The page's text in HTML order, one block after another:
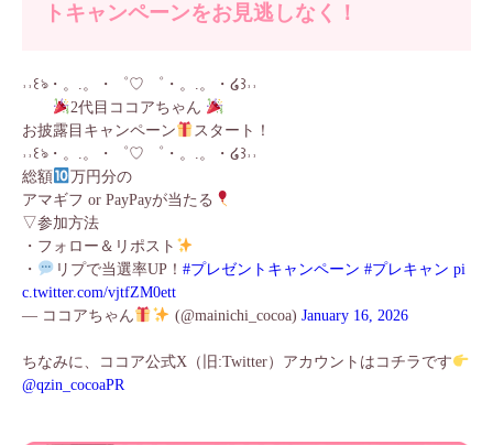
トキャンペーンをお見逃しなく！
˒˒꒰ঌ・。.。・゜♡ ゜・。.。・໒꒱˒˒
2代目ココアちゃん
お披露目キャンペーン
スタート！
˒˒꒰ঌ・。.。・゜♡ ゜・。.。・໒꒱˒˒
総額
万円分の
アマギフ or PayPayが当たる
▽参加方法
・フォロー＆リポスト
・
リプで当選率UP！#プレゼントキャンペーン #プレキャン pi
c.twitter.com/vjtfZM0ett
— ココアちゃん
(@mainichi_cocoa) January 16, 2026
ちなみに、ココア公式X（旧:Twitter）アカウントはコチラです
@qzin_cocoaPR